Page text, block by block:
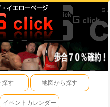
探す 地図から探す
イベントカレンダー